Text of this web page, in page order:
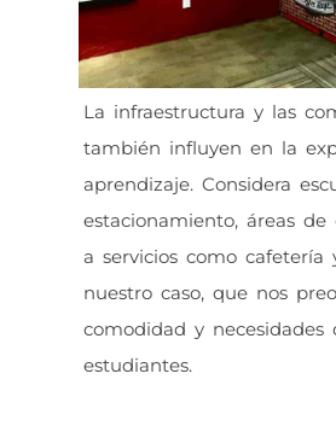
La infraestructura y las
también influyen en la
aprendizaje. Considera
estacionamiento, áreas de
a servicios como cafetería
nuestro caso, que nos
comodidad y necesidades
estudiantes.